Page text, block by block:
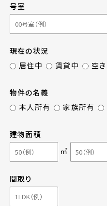
号室
現在の状況
居住中 賃貸中 空き
物件の名義
本人所有 家族所有
建物面積
㎡
間取り